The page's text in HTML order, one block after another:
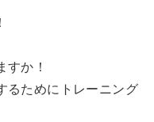
か！
るためにトレーニング